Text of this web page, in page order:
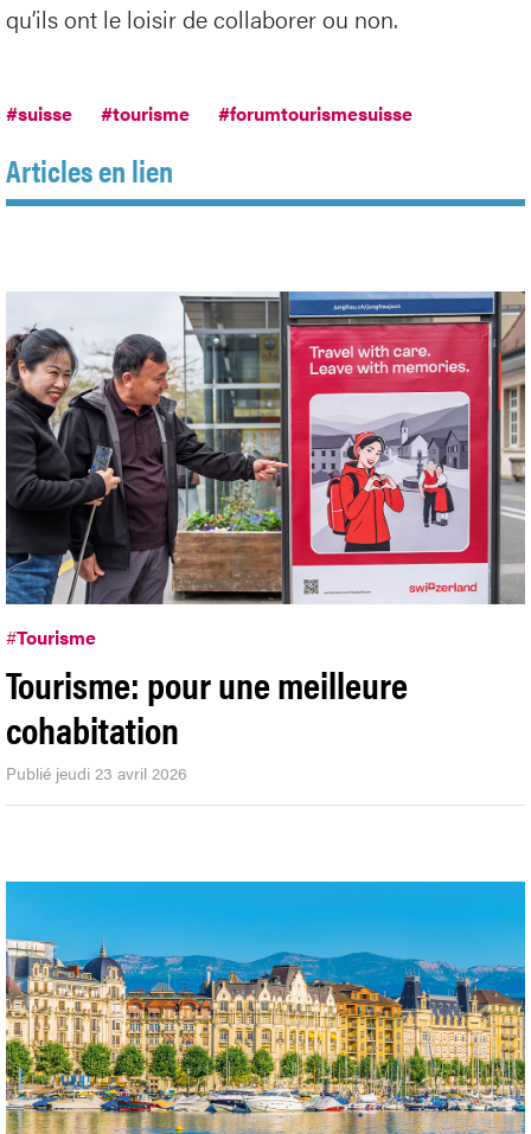
qu’ils ont le loisir de collaborer ou non.
#suisse #tourisme #forumtourismesuisse
Articles en lien
#Tourisme
Tourisme: pour une meilleure
cohabitation
Publié jeudi 23 avril 2026